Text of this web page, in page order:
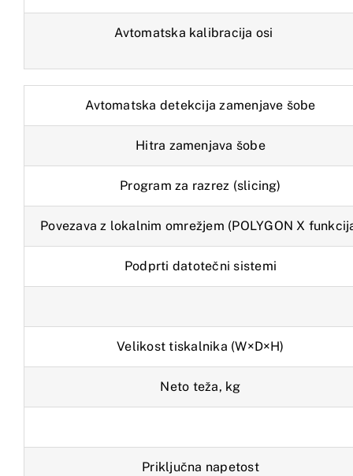
Avtomatska kalibracija osi
Avtomatska detekcija zamenjave šobe
Hitra zamenjava šobe
Program za razrez (slicing)
Povezava z lokalnim omrežjem (POLYGON X
Podprti datotečni sistemi
Velikost tiskalnika (W×D×H)
Neto teža, kg
Priključna napetost